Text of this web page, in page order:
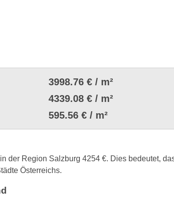
3998.76 € / m²
4339.08 € / m²
595.56 € / m²
der Region Salzburg 4254 €. Dies bedeutet,
Österreichs.